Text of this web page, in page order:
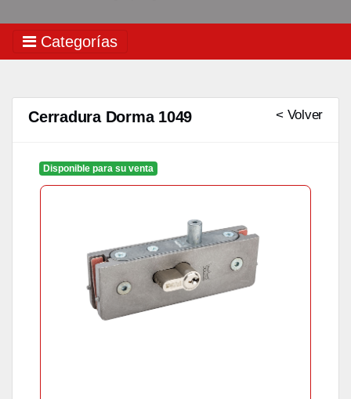
Categorías
Cerradura Dorma 1049 < Volver
Disponible para su venta